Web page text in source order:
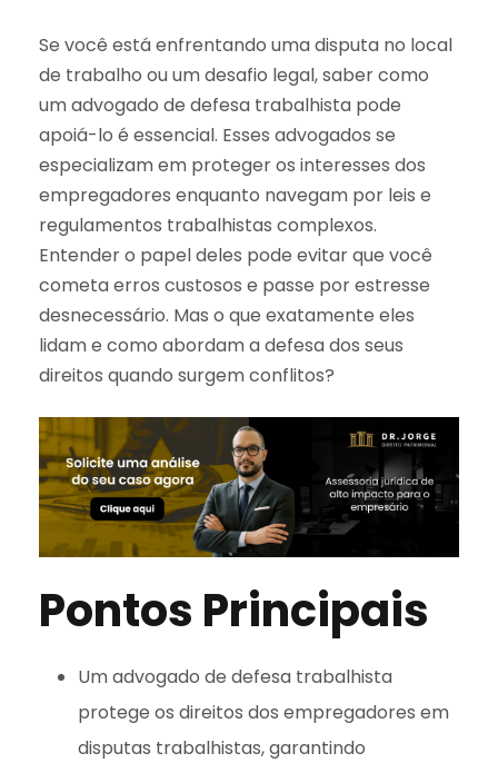
Se você está enfrentando uma disputa no local
de trabalho ou um desafio legal, saber como
um advogado de defesa trabalhista pode
apoiá-lo é essencial. Esses advogados se
especializam em proteger os interesses dos
empregadores enquanto navegam por leis e
regulamentos trabalhistas complexos.
Entender o papel deles pode evitar que você
cometa erros custosos e passe por estresse
desnecessário. Mas o que exatamente eles
lidam e como abordam a defesa dos seus
direitos quando surgem conflitos?
Pontos Principais
Um advogado de defesa trabalhista
protege os direitos dos empregadores em
disputas trabalhistas, garantindo